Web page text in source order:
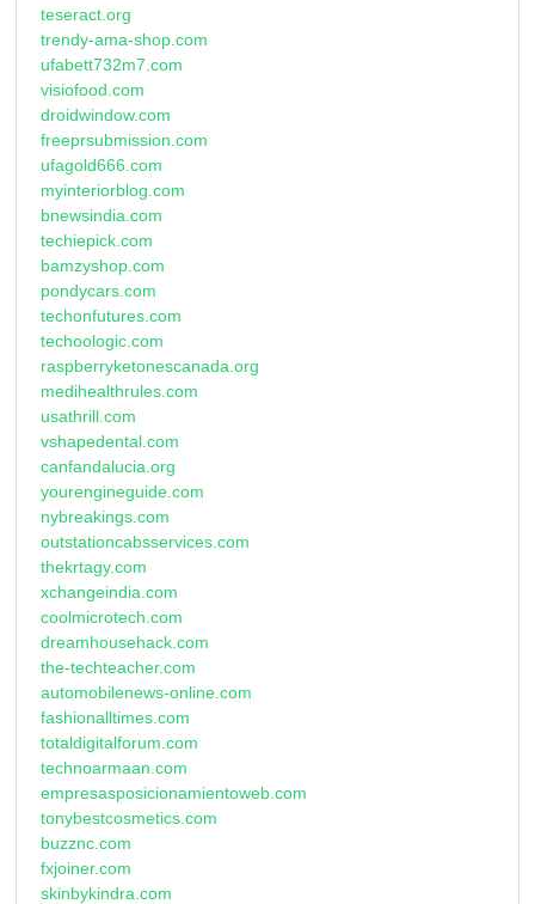
teseract.org
trendy-ama-shop.com
ufabett732m7.com
visiofood.com
droidwindow.com
freeprsubmission.com
ufagold666.com
myinteriorblog.com
bnewsindia.com
techiepick.com
bamzyshop.com
pondycars.com
techonfutures.com
techoologic.com
raspberryketonescanada.org
medihealthrules.com
usathrill.com
vshapedental.com
canfandalucia.org
yourengineguide.com
nybreakings.com
outstationcabsservices.com
thekrtagy.com
xchangeindia.com
coolmicrotech.com
dreamhousehack.com
the-techteacher.com
automobilenews-online.com
fashionalltimes.com
totaldigitalforum.com
technoarmaan.com
empresasposicionamientoweb.com
tonybestcosmetics.com
buzznc.com
fxjoiner.com
skinbykindra.com